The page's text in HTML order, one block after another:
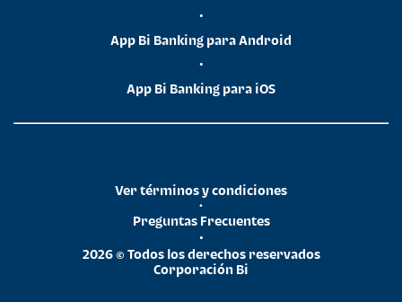
•
App Bi Banking para Android
•
App Bi Banking para iOS
2026 © Todos los derechos reservados
Corporación Bi
•
Preguntas Frecuentes
•
Ver términos y condiciones